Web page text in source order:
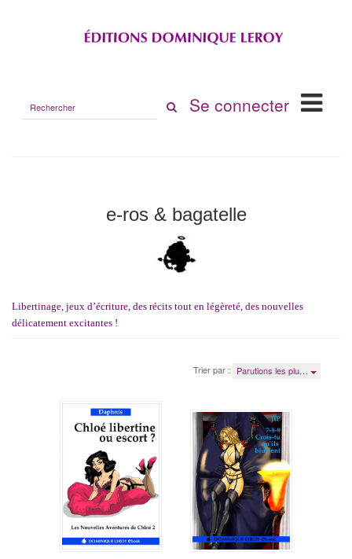
le
Se connecter
e-ros & bagatelle
Libertinage, jeux d’écriture, des récits tout en légèreté, des nouvelles
délicatement excitantes !
Trier par : Parutions les plu…